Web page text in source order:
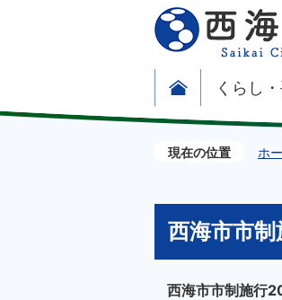
くらし
現在の位置 ホ
西海市市
西海市市制施行